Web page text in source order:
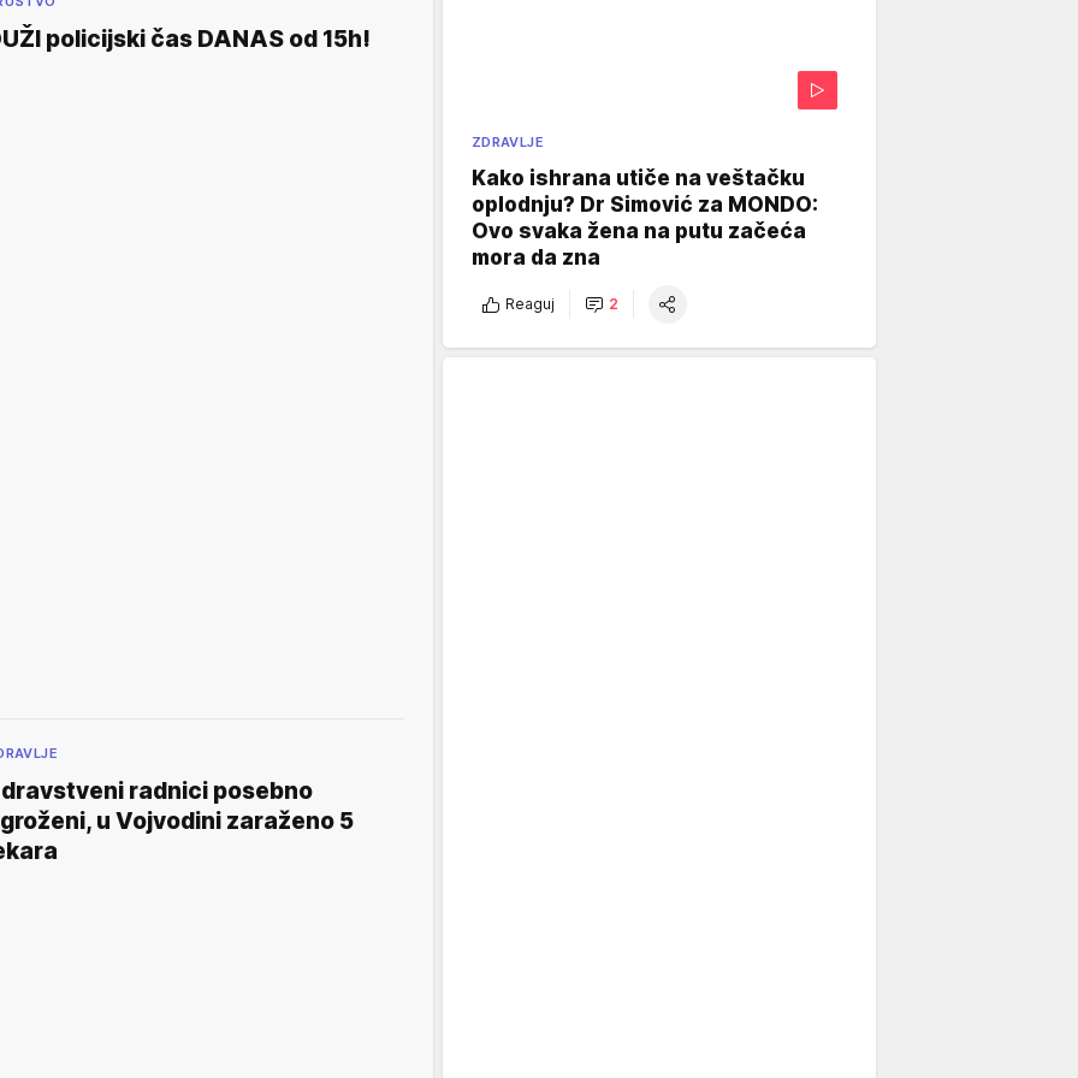
policijski čas DANAS od 15h!
radnici posebno
u Vojvodini zaraženo 5
ZDRAVLJE
Kako ishrana utiče na veštačku
oplodnju? Dr Simović za MONDO:
Ovo svaka žena na putu začeća
mora da zna
Reaguj 2